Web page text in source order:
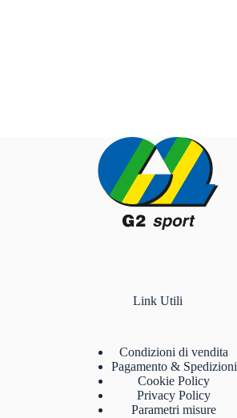
Link Utili
Condizioni di vendita
Pagamento & Spedizioni
Cookie Policy
Privacy Policy
Parametri misure